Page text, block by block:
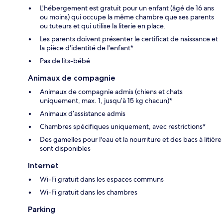
L'hébergement est gratuit pour un enfant (âgé de 16 ans
ou moins) qui occupe la même chambre que ses parents
ou tuteurs et qui utilise la literie en place.
Les parents doivent présenter le certificat de naissance et
la pièce d'identité de l'enfant*
Pas de lits-bébé
Animaux de compagnie
Animaux de compagnie admis (chiens et chats
uniquement, max. 1, jusqu’à 15 kg chacun)*
Animaux d’assistance admis
Chambres spécifiques uniquement, avec restrictions*
Des gamelles pour l'eau et la nourriture et des bacs à litière
sont disponibles
Internet
Wi-Fi gratuit dans les espaces communs
Wi-Fi gratuit dans les chambres
Parking